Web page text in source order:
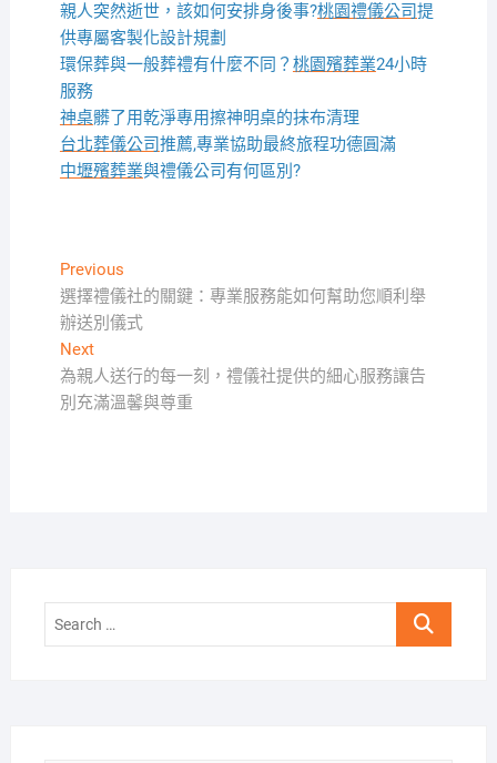
親人突然逝世，該如何安排身後事?桃園禮儀公司提
供專屬客製化設計規劃
環保葬與一般葬禮有什麼不同？ 桃園殯葬業24小時
服務
神桌髒了用乾淨專用擦神明桌的抹布清理
台北葬儀公司推薦,專業協助最終旅程功德圓滿
中壢殯葬業與禮儀公司有何區別?
文
章
導
覽
PreviousPrevious
post:
選擇禮儀社的關鍵：專業服務能如何幫助您順利舉
辦送別儀式
NextNext
post:
為親人送行的每一刻，禮儀社提供的細心服務讓告
別充滿溫馨與尊重
Search